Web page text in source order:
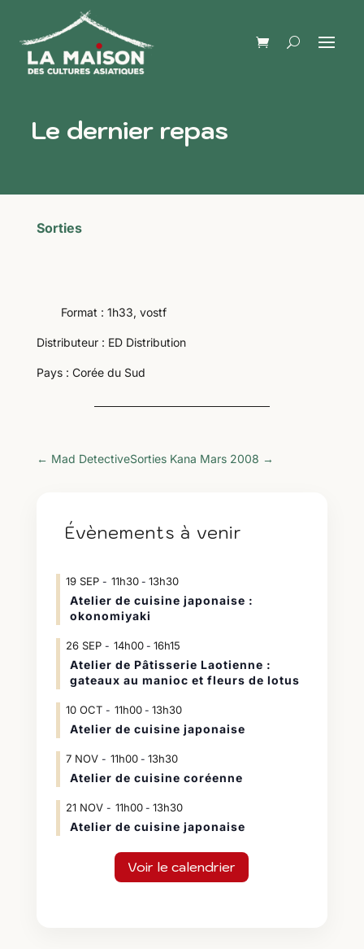
Le dernier repas
Sorties
Format : 1h33, vostf
Distributeur : ED Distribution
Pays : Corée du Sud
← Mad DetectiveSorties Kana Mars 2008 →
Évènements à venir
19 SEP 11h30- 13h30
Atelier de cuisine japonaise :
okonomiyaki
26 SEP 14h00- 16h15
Atelier de Pâtisserie Laotienne :
gateaux au manioc et fleurs de lotus
10 OCT 11h00- 13h30
Atelier de cuisine japonaise
7 NOV 11h00- 13h30
Atelier de cuisine coréenne
21 NOV 11h00- 13h30
Atelier de cuisine japonaise
Voir le calendrier